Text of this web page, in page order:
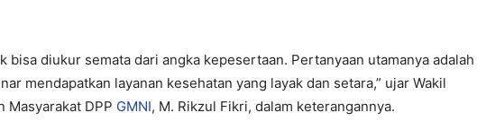
bisa diukur semata dari angka kepesertaan. Pertanyaan utamanya adalah
mendapatkan layanan kesehatan yang layak dan setara,” ujar Wakil
Masyarakat DPP GMNI, M. Rikzul Fikri, dalam keterangannya.